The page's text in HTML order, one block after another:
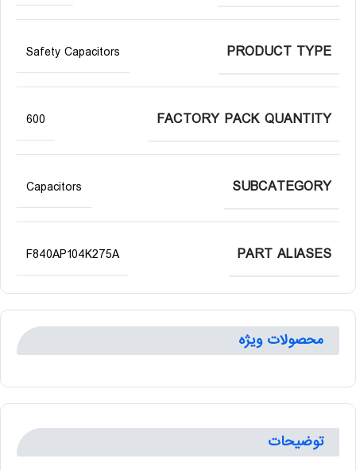
PRODUCT TYPE
Safety Capacitors
FACTORY PACK QUANTITY
600
SUBCATEGORY
Capacitors
PART ALIASES
F840AP104K275A
محصولات ویژه
توضیحات